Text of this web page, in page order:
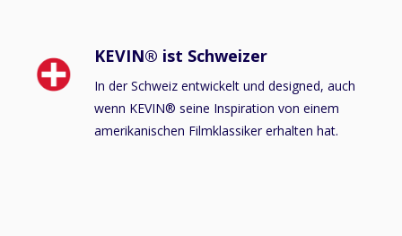
KEVIN® ist Schweizer
In der Schweiz entwickelt und designed, auch
wenn KEVIN® seine Inspiration von einem
amerikanischen Filmklassiker erhalten hat.